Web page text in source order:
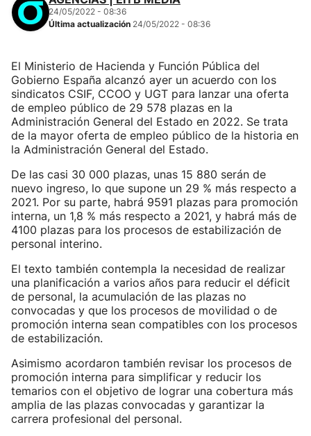
24/05/2022 - 08:36
Última actualización 24/05/2022 - 08:36
El Ministerio de Hacienda y Función Pública del
Gobierno España alcanzó ayer un acuerdo con los
sindicatos CSIF, CCOO y UGT para lanzar una oferta
de empleo público de 29 578 plazas en la
Administración General del Estado en 2022. Se trata
de la mayor oferta de empleo público de la historia en
la Administración General del Estado.
De las casi 30 000 plazas, unas 15 880 serán de
nuevo ingreso, lo que supone un 29 % más respecto a
2021. Por su parte, habrá 9591 plazas para promoción
interna, un 1,8 % más respecto a 2021, y habrá más de
4100 plazas para los procesos de estabilización de
personal interino.
El texto también contempla la necesidad de realizar
una planificación a varios años para reducir el déficit
de personal, la acumulación de las plazas no
convocadas y que los procesos de movilidad o de
promoción interna sean compatibles con los procesos
de estabilización.
Asimismo acordaron también revisar los procesos de
promoción interna para simplificar y reducir los
temarios con el objetivo de lograr una cobertura más
amplia de las plazas convocadas y garantizar la
carrera profesional del personal.